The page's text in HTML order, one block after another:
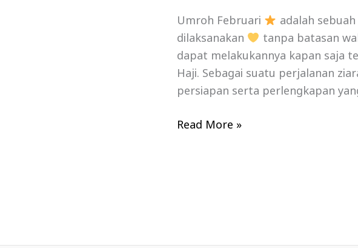
Umroh Februari adalah
dilaksanakan
tanpa batasan
dapat melakukannya kapan saja
Haji. Sebagai suatu perjalanan
persiapan serta perlengkapan
Read More »